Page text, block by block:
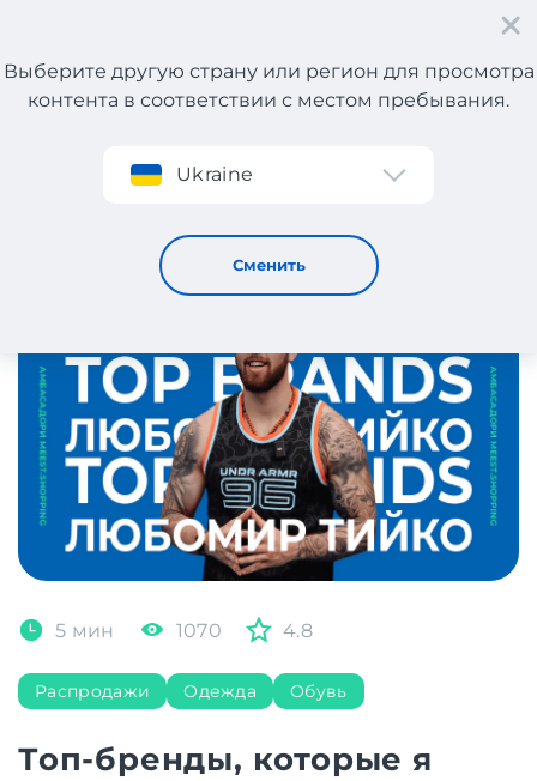
Регистрация
Выберите другую страну или регион для просмотра
контента в соответствии с местом пребывания.
Ukraine
Сменить
Топ-бренды, которые я открыл благодаря зарубежному
онлайн-шопингу
5 мин 1070 4.8
Распродажи Одежда Обувь
Топ-бренды, которые я